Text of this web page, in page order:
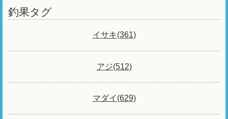
釣果タグ
イサキ(361)
アジ(512)
マダイ(629)